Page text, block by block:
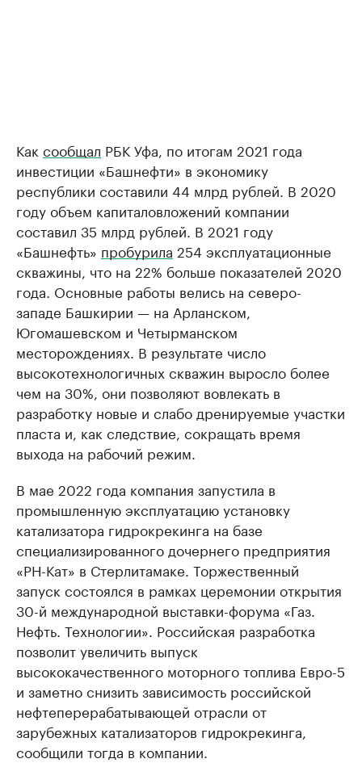
Как сообщал РБК Уфа, по итогам 2021 года
инвестиции «Башнефти» в экономику
республики составили 44 млрд рублей. В 2020
году объем капиталовложений компании
составил 35 млрд рублей. В 2021 году
«Башнефть» пробурила 254 эксплуатационные
скважины, что на 22% больше показателей 2020
года. Основные работы велись на северо-
западе Башкирии — на Арланском,
Югомашевском и Четырманском
месторождениях. В результате число
высокотехнологичных скважин выросло более
чем на 30%, они позволяют вовлекать в
разработку новые и слабо дренируемые участки
пласта и, как следствие, сокращать время
выхода на рабочий режим.
В мае 2022 года компания запустила в
промышленную эксплуатацию установку
катализатора гидрокрекинга на базе
специализированного дочернего предприятия
«РН-Кат» в Стерлитамаке. Торжественный
запуск состоялся в рамках церемонии открытия
30-й международной выставки-форума «Газ.
Нефть. Технологии». Российская разработка
позволит увеличить выпуск
высококачественного моторного топлива Евро-5
и заметно снизить зависимость российской
нефтеперерабатывающей отрасли от
зарубежных катализаторов гидрокрекинга,
сообщили тогда в компании.